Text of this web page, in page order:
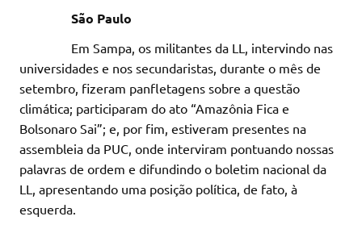
São Paulo
Em Sampa, os militantes da LL, intervindo nas
universidades e nos secundaristas, durante o mês de
setembro, fizeram panfletagens sobre a questão
climática; participaram do ato “Amazônia Fica e
Bolsonaro Sai”; e, por fim, estiveram presentes na
assembleia da PUC, onde interviram pontuando nossas
palavras de ordem e difundindo o boletim nacional da
LL, apresentando uma posição política, de fato, à
esquerda.